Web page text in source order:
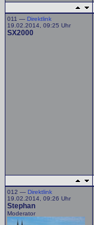
011 — Direktlink
19.02.2014, 09:25 Uhr
SX2000
012 — Direktlink
19.02.2014, 09:26 Uhr
Stephan
Moderator